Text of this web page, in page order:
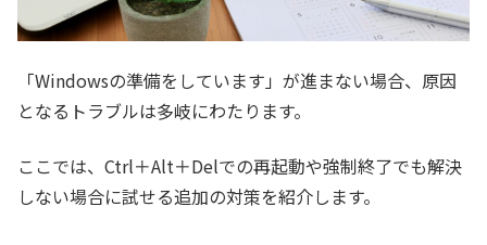
「Windowsの準備をしています」が進まない場合、原因
となるトラブルは多岐にわたります。
ここでは、Ctrl＋Alt＋Delでの再起動や強制終了でも解決
しない場合に試せる追加の対策を紹介します。